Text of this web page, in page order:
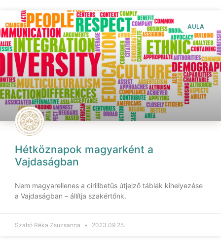
AULA
Hétköznapok magyarként a
Vajdaságban
Nem magyarellenes a cirillbetűs útjelző táblák kihelyezése
a Vajdaságban – állítja szakértőnk.
Szabó Réka Zsuzsanna 2023.09.25.